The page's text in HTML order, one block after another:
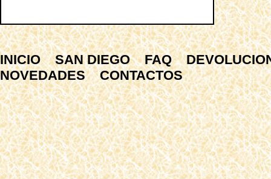
INICIO SAN DIEGO FAQ
NOVEDADES
CONTACTOS